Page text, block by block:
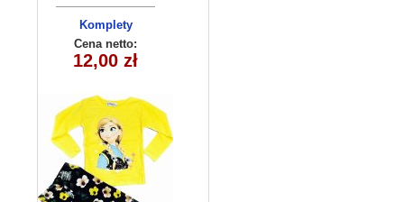
Komplety
dziecięce (1-4
) 4szt
Cena netto:
12,00 zł